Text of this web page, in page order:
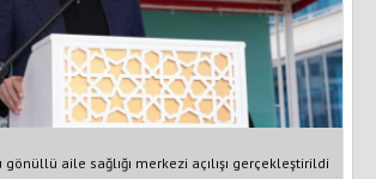
aile sağlığı merkezi açılışı gerçekleştirildi